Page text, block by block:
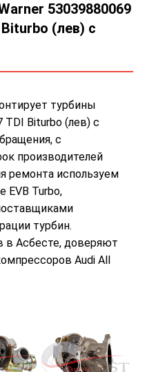
53039880069
(лев) с
турбины
TDI Biturbo (лев) с
с
производителей
ремонта используем
EVB Turbo,
турбин.
в Асбесте, доверяют
Audi All